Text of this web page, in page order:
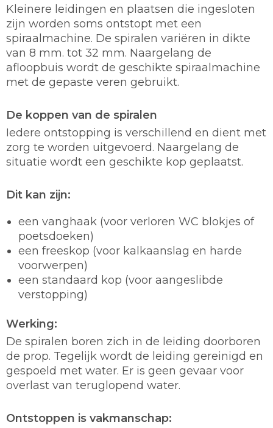
Kleinere leidingen en plaatsen die ingesloten
zijn worden soms ontstopt met een
spiraalmachine. De spiralen variëren in dikte
van 8 mm. tot 32 mm. Naargelang de
afloopbuis wordt de geschikte spiraalmachine
met de gepaste veren gebruikt.
De koppen van de spiralen
Iedere ontstopping is verschillend en dient met
zorg te worden uitgevoerd. Naargelang de
situatie wordt een geschikte kop geplaatst.
Dit kan zijn:
een vanghaak (voor verloren WC blokjes of
poetsdoeken)
een freeskop (voor kalkaanslag en harde
voorwerpen)
een standaard kop (voor aangeslibde
verstopping)
Werking:
De spiralen boren zich in de leiding doorboren
de prop. Tegelijk wordt de leiding gereinigd en
gespoeld met water. Er is geen gevaar voor
overlast van teruglopend water.
Ontstoppen is vakmanschap: